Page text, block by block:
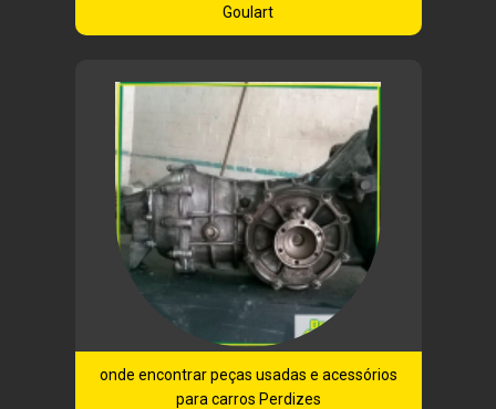
Goulart
onde encontrar peças usadas e acessórios
para carros Perdizes